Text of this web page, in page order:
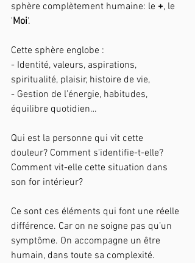
sphère complètement humaine: le +, le
'Moi'.
Cette sphère englobe :
- Identité, valeurs, aspirations,
spiritualité, plaisir, histoire de vie,
- Gestion de l’énergie, habitudes,
équilibre quotidien…
Qui est la personne qui vit cette
douleur? Comment s'identifie-t-elle?
Comment vit-elle cette situation dans
son for intérieur?
Ce sont ces éléments qui font une réelle
différence. Car on ne soigne pas qu’un
symptôme. On accompagne un être
humain, dans toute sa complexité.